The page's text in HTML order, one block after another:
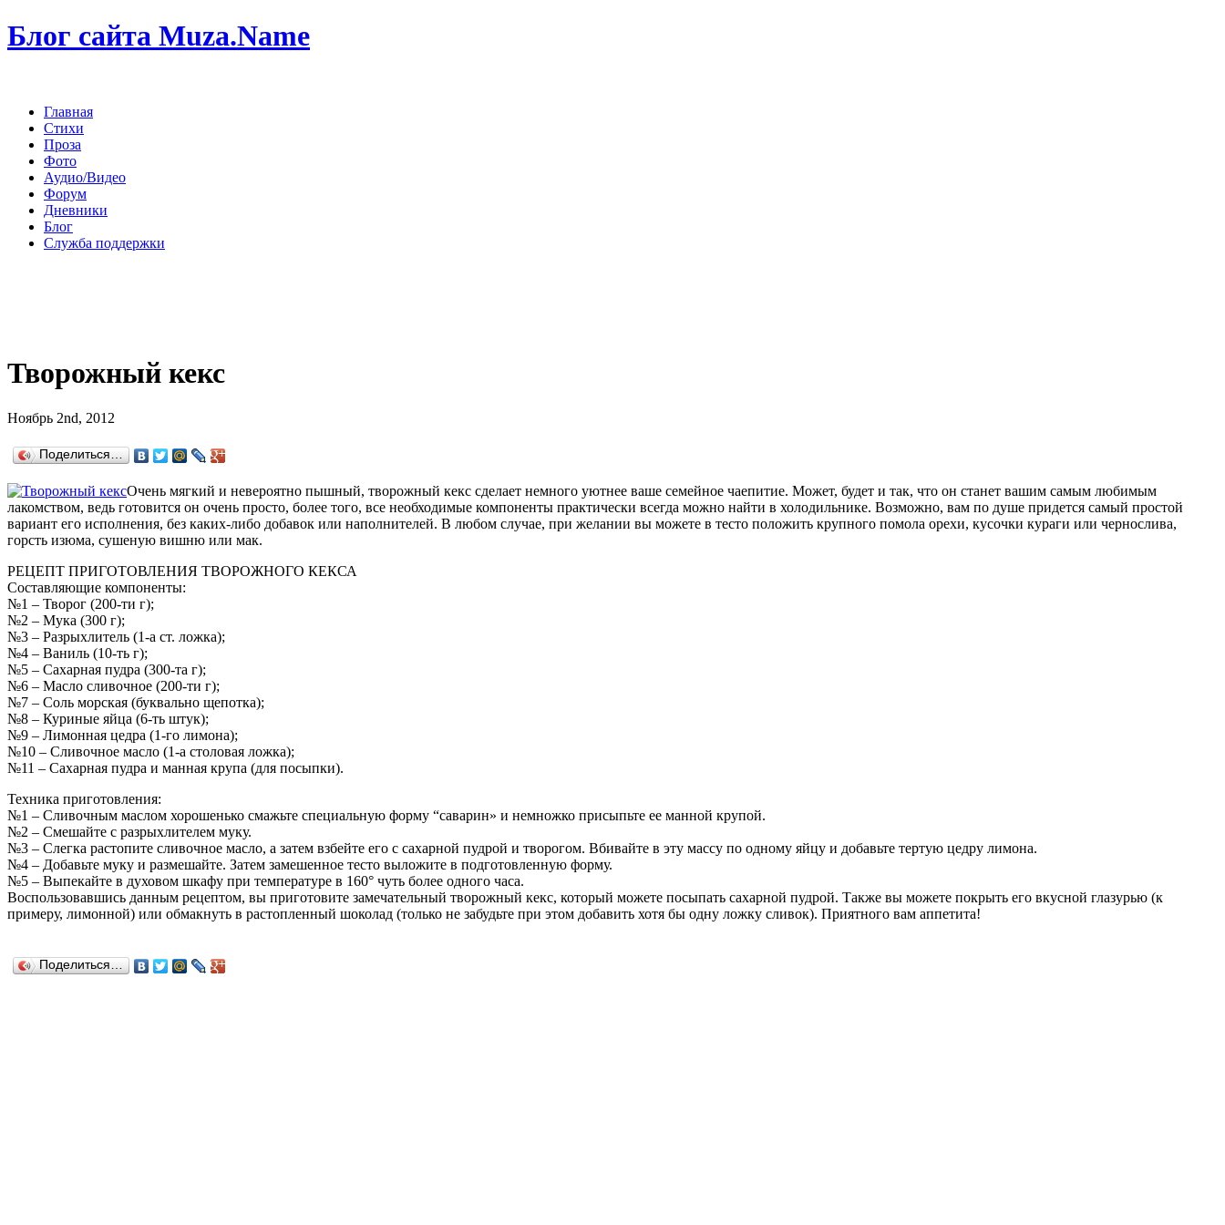
Блог сайта Muza.Name
Главная
Стихи
Проза
Фото
Аудио/Видео
Форум
Дневники
Блог
Служба поддержки
Творожный кекс
Ноябрь 2nd, 2012
Поделиться…
Очень мягкий и невероятно пышный, творожный кекс сделает немного уютнее ваше семейное чаепитие. Может, будет и так, что он станет вашим самым любимым
лакомством, ведь готовится он очень просто, более того, все необходимые компоненты практически всегда можно найти в холодильнике. Возможно, вам по душе придется самый простой
вариант его исполнения, без каких-либо добавок или наполнителей. В любом случае, при желании вы можете в тесто положить крупного помола орехи, кусочки кураги или чернослива,
горсть изюма, сушеную вишню или мак.
РЕЦЕПТ ПРИГОТОВЛЕНИЯ ТВОРОЖНОГО КЕКСА
Составляющие компоненты:
№1 – Творог (200-ти г);
№2 – Мука (300 г);
№3 – Разрыхлитель (1-а ст. ложка);
№4 – Ваниль (10-ть г);
№5 – Сахарная пудра (300-та г);
№6 – Масло сливочное (200-ти г);
№7 – Соль морская (буквально щепотка);
№8 – Куриные яйца (6-ть штук);
№9 – Лимонная цедра (1-го лимона);
№10 – Сливочное масло (1-а столовая ложка);
№11 – Сахарная пудра и манная крупа (для посыпки).
Техника приготовления:
№1 – Сливочным маслом хорошенько смажьте специальную форму “саварин» и немножко присыпьте ее манной крупой.
№2 – Смешайте с разрыхлителем муку.
№3 – Слегка растопите сливочное масло, а затем взбейте его с сахарной пудрой и творогом. Вбивайте в эту массу по одному яйцу и добавьте тертую цедру лимона.
№4 – Добавьте муку и размешайте. Затем замешенное тесто выложите в подготовленную форму.
№5 – Выпекайте в духовом шкафу при температуре в 160° чуть более одного часа.
Воспользовавшись данным рецептом, вы приготовите замечательный творожный кекс, который можете посыпать сахарной пудрой. Также вы можете покрыть его вкусной глазурью (к
примеру, лимонной) или обмакнуть в растопленный шоколад (только не забудьте при этом добавить хотя бы одну ложку сливок). Приятного вам аппетита!
Поделиться…